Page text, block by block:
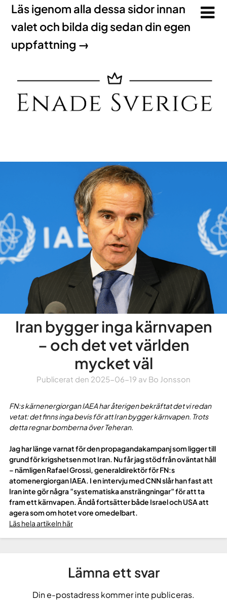
Läs igenom alla dessa sidor innan
valet och bilda dig sedan din egen
uppfattning →
Iran bygger inga kärnvapen
– och det vet världen
mycket väl
Publicerat den 2025-06-19 av Bo Jonsson
FN:s kärnenergiorgan IAEA har återigen bekräftat det vi redan
vetat: det finns inga bevis för att Iran bygger kärnvapen. Trots
detta regnar bomberna över Teheran.
Jag har länge varnat för den propagandakampanj som ligger till
grund för krigshetsen mot Iran. Nu får jag stöd från oväntat håll
– nämligen Rafael Grossi, generaldirektör för FN:s
atomenergiorgan IAEA. I en intervju med CNN slår han fast att
Iran inte gör några ”systematiska ansträngningar” för att ta
fram ett kärnvapen. Ändå fortsätter både Israel och USA att
agera som om hotet vore omedelbart.
Läs hela artikeln här
Lämna ett svar
Din e-postadress kommer inte publiceras.